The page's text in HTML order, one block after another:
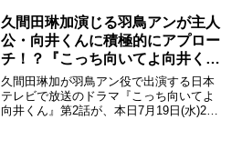
先駆けて、キービジュアルと場面写真、
そし...
久間田琳加演じる羽鳥アンが主人
公・向井くんに積極的にアプロー
チ！？『こっち向いてよ向井く
ん』第2話
久間田琳加が羽鳥アン役で出演する日本
テレビで放送のドラマ『こっち向いてよ
向井くん』第2話が、本日7月19日(水)22